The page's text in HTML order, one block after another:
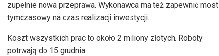
zupełnie nowa przeprawa. Wykonawca ma też zapewnić most
tymczasowy na czas realizacji inwestycji.
Koszt wszystkich prac to około 2 miliony złotych. Roboty
potrwają do 15 grudnia.